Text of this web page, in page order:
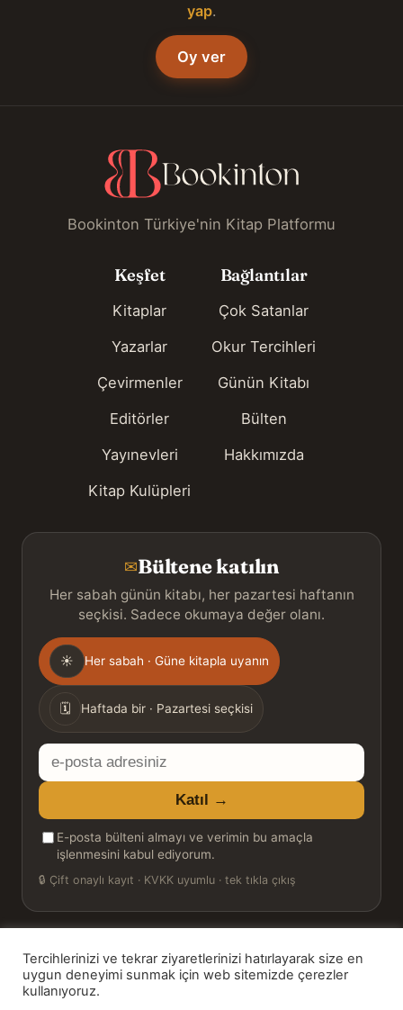
yap.
Oy ver
Bookinton Türkiye'nin Kitap Platformu
Keşfet
Kitaplar
Yazarlar
Çevirmenler
Editörler
Yayınevleri
Kitap Kulüpleri
Bağlantılar
Çok Satanlar
Okur Tercihleri
Günün Kitabı
Bülten
Hakkımızda
✉Bültene katılın
Her sabah günün kitabı, her pazartesi haftanın
seçkisi. Sadece okumaya değer olanı.
Gönderim
sıklığı
☀ Her sabah · Güne kitapla uyanın
🗓 Haftada bir · Pazartesi seçkisi
E-
posta
adresiniz
Katıl →
E-posta bülteni almayı ve verimin bu amaçla
işlenmesini kabul ediyorum.
🔒 Çift onaylı kayıt · KVKK uyumlu · tek tıkla çıkış
© 2026 Bookinton — Türkiye’nin Kitap Platformu
HT Book Review — webmaster: Hakan Turgay
Tercihlerinizi ve tekrar ziyaretlerinizi hatırlayarak size en
uygun deneyimi sunmak için web sitemizde çerezler
kullanıyoruz.